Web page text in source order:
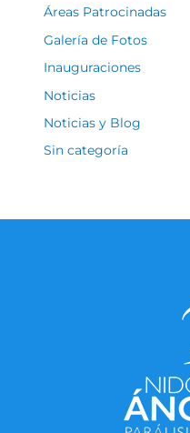
Áreas Patrocinadas
Galería de Fotos
Inauguraciones
Noticias
Noticias y Blog
Sin categoría